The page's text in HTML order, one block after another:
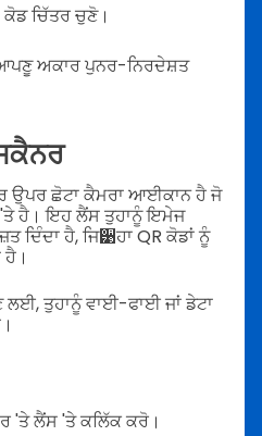
ਚਿੱਤਰ ਚੁਣੋ।
ਅਕਾਰ ਪੁਨਰ-ਨਿਰਦੇਸ਼ਤ
ਉਪਰ ਛੋਟਾ ਕੈਮਰਾ ਆਈਕਾਨ ਹੈ ਜੋ
'ਤੇ ਹੈ। ਇਹ ਲੈਂਸ ਤੁਹਾਨੂੰ ਇਮੇਜ
ਦਿੰਦਾ ਹੈ, ਜਿ੹ਹਾ QR ਕੋਡਾਂ ਨੂੰ
ਤੁਹਾਨੂੰ ਵਾਈ-ਫਾਈ ਜਾਂ ਡੇਟਾ
'ਤੇ ਲੈਂਸ 'ਤੇ ਕਲਿੱਕ ਕਰੋ।